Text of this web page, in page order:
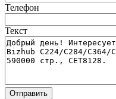
Телефон
Текст
Отправить